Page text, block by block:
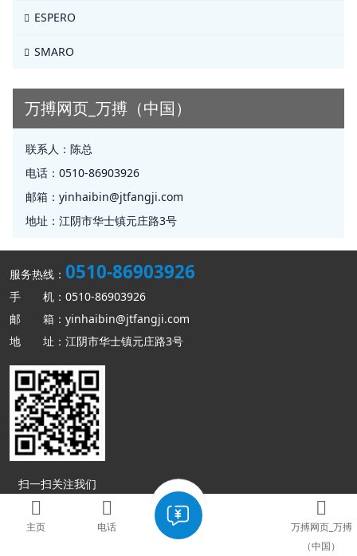
ESPERO
SMARO
万搏网页_万搏（中国）
联系人： 陈总
电话： 0510-86903926
邮箱： yinhaibin@jtfangji.com
地址： 江阴市华士镇元庄路3号
服务热线： 0510-86903926
手 机：0510-86903926
邮 箱：yinhaibin@jtfangji.com
地 址：江阴市华士镇元庄路3号
扫一扫关注我们
Copyright © 万搏网页_万搏（中国） 版权所有 网站地图
主页 电话
万搏网页_万搏
（中国）